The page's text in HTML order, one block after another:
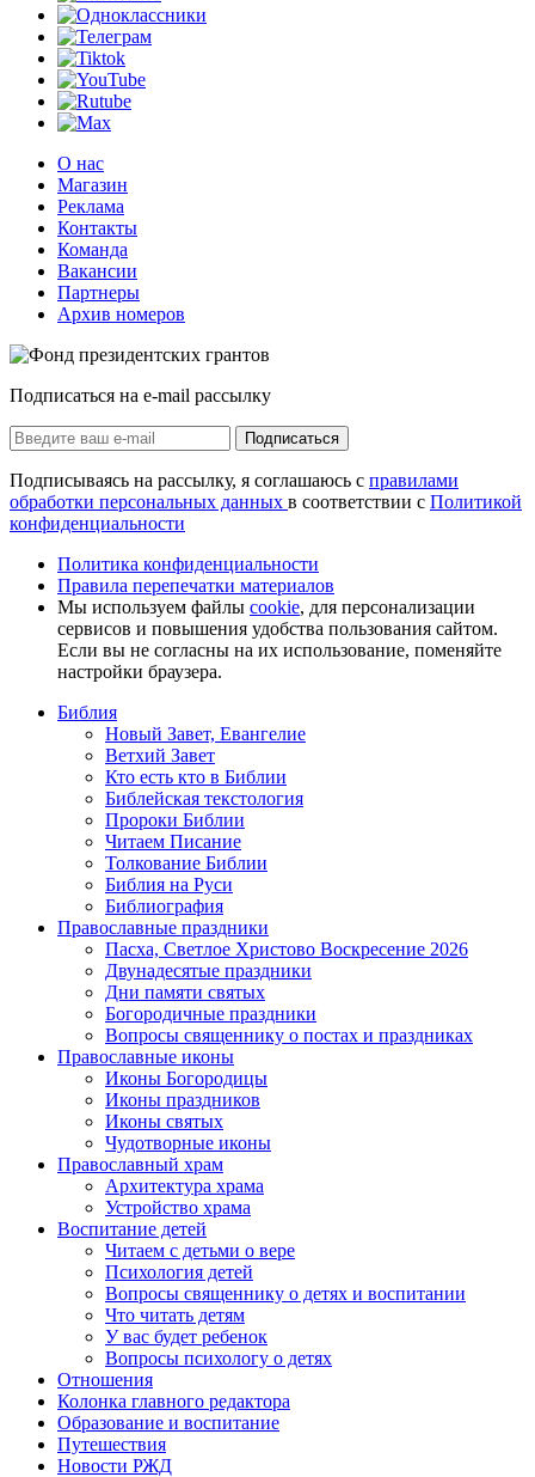
О нас
Магазин
Реклама
Контакты
Команда
Вакансии
Партнеры
Архив номеров
Подписаться на e-mail рассылку
Подписаться
Подписываясь на рассылку, я соглашаюсь с правилами
обработки персональных данных в соответствии с Политикой
конфиденциальности
Политика конфиденциальности
Правила перепечатки материалов
Мы используем файлы cookie, для персонализации
сервисов и повышения удобства пользования сайтом.
Если вы не согласны на их использование, поменяйте
настройки браузера.
Библия
Новый Завет, Евангелие
Ветхий Завет
Кто есть кто в Библии
Библейская текстология
Пророки Библии
Читаем Писание
Толкование Библии
Библия на Руси
Библиография
Православные праздники
Пасха, Светлое Христово Воскресение 2026
Двунадесятые праздники
Дни памяти святых
Богородичные праздники
Вопросы священнику о постах и праздниках
Православные иконы
Иконы Богородицы
Иконы праздников
Иконы святых
Чудотворные иконы
Православный храм
Архитектура храма
Устройство храма
Воспитание детей
Читаем с детьми о вере
Психология детей
Вопросы священнику о детях и воспитании
Что читать детям
У вас будет ребенок
Вопросы психологу о детях
Отношения
Колонка главного редактора
Образование и воспитание
Путешествия
Новости РЖД